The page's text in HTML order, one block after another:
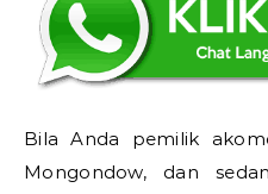
Bila Anda pemilik
Mongondow, dan